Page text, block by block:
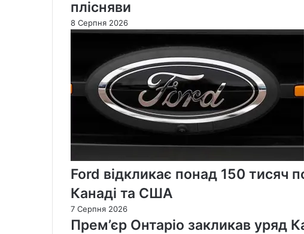
плісняви
8 Серпня 2026
Ford відкликає понад 150 тисяч
Канаді та США
7 Серпня 2026
Прем’єр Онтаріо закликав уряд